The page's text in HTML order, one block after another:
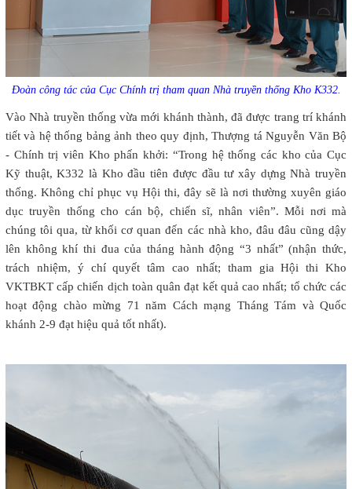
Đoàn công tác của Cục Chính trị tham quan Nhà truyền thống Kho K332.
Vào Nhà truyền thống vừa mới khánh thành, đã được trang trí khánh
tiết và hệ thống bảng ảnh theo quy định, Thượng tá Nguyễn Văn Bộ
- Chính trị viên Kho phấn khởi: “Trong hệ thống các kho của Cục
Kỹ thuật, K332 là Kho đầu tiên được đầu tư xây dựng Nhà truyền
thống. Không chỉ phục vụ Hội thi, đây sẽ là nơi thường xuyên giáo
dục truyền thống cho cán bộ, chiến sĩ, nhân viên”. Mỗi nơi mà
chúng tôi qua, từ khối cơ quan đến các nhà kho, đâu đâu cũng dậy
lên không khí thi đua của tháng hành động “3 nhất” (nhận thức,
trách nhiệm, ý chí quyết tâm cao nhất; tham gia Hội thi Kho
VKTBKT cấp chiến dịch toàn quân đạt kết quả cao nhất; tổ chức các
hoạt động chào mừng 71 năm Cách mạng Tháng Tám và Quốc
khánh 2-9 đạt hiệu quả tốt nhất).